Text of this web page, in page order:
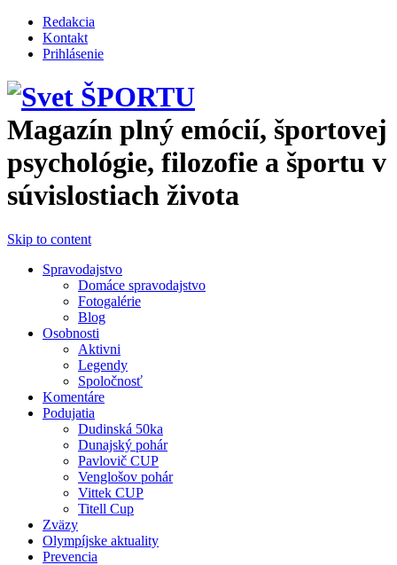
Перейти к основному содержанию
Redakcia
Kontakt
Prihlásenie
Magazín plný emócií, športovej
psychológie, filozofie a športu v
súvislostiach života
Skip to content
Spravodajstvo
Domáce spravodajstvo
Fotogalérie
Blog
Osobnosti
Aktivni
Legendy
Spoločnosť
Komentáre
Podujatia
Dudinská 50ka
Dunajský pohár
Pavlovič CUP
Venglošov pohár
Vittek CUP
Titell Cup
Zväzy
Olympíjske aktuality
Prevencia